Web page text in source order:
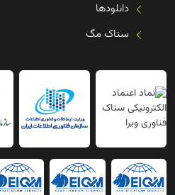
دانلودها
ستاک مگ